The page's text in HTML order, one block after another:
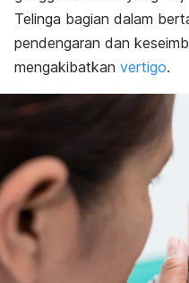
Telinga bagian dalam
pendengaran dan
mengakibatkan vertigo.